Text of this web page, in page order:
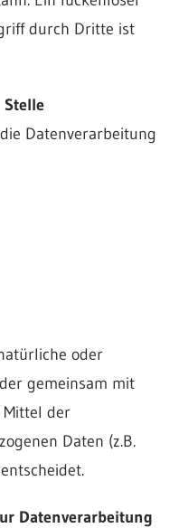
durch Dritte ist
Datenverarbeitung
oder
gemeinsam mit
Mittel der
Daten (z.B.
Datenverarbeitung